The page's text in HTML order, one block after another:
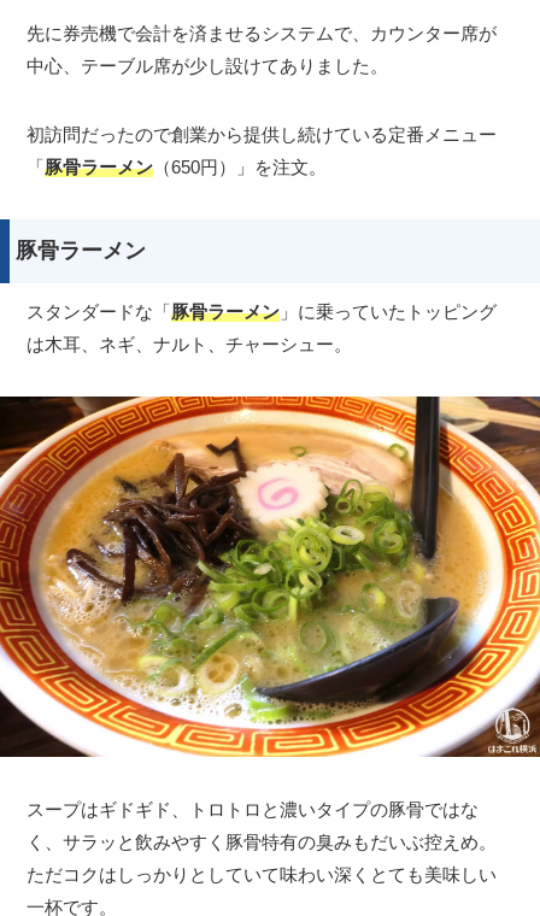
先に券売機で会計を済ませるシステムで、カウンター席が
中心、テーブル席が少し設けてありました。
初訪問だったので創業から提供し続けている定番メニュー
「豚骨ラーメン （650円）」を注文。
豚骨ラーメン
スタンダードな「豚骨ラーメン 」に乗っていたトッピング
は木耳、ネギ、ナルト、チャーシュー。
スープはギドギド、トロトロと濃いタイプの豚骨ではな
く、サラッと飲みやすく豚骨特有の臭みもだいぶ控えめ。
ただコクはしっかりとしていて味わい深くとても美味しい
一杯です。